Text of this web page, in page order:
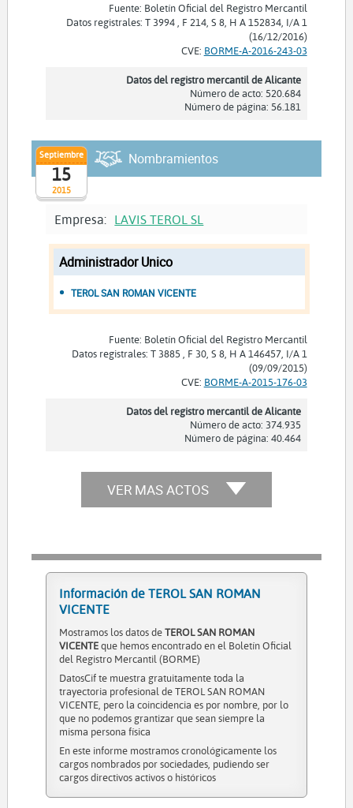
Fuente: Boletín Oficial del Registro Mercantil
Datos registrales: T 3994 , F 214, S 8, H A 152834, I/A 1
(16/12/2016)
CVE: BORME-A-2016-243-03
Datos del registro mercantil de Alicante
Número de acto: 520.684
Número de página: 56.181
2015
Septiembre
15
Nombramientos
Empresa: LAVIS TEROL SL
Administrador Unico
TEROL SAN ROMAN VICENTE
Fuente: Boletín Oficial del Registro Mercantil
Datos registrales: T 3885 , F 30, S 8, H A 146457, I/A 1
(09/09/2015)
CVE: BORME-A-2015-176-03
Datos del registro mercantil de Alicante
Número de acto: 374.935
Número de página: 40.464
VER MAS ACTOS
Información de TEROL SAN ROMAN
VICENTE
Mostramos los datos deTEROL SAN ROMAN
VICENTEque hemos encontrado en el Boletín Oficial
del Registro Mercantil (BORME)
DatosCif te muestra gratuitamente toda la
trayectoria profesional de TEROL SAN ROMAN
VICENTE, pero la coincidencia es por nombre, por lo
que no podemos grantizar que sean siempre la
misma persona física
En este informe mostramos cronológicamente los
cargos nombrados por sociedades, pudiendo ser
cargos directivos activos o históricos